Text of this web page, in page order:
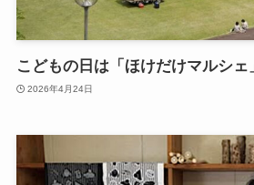
こどもの日は「ほけだけマルシェ
2026年4月24日